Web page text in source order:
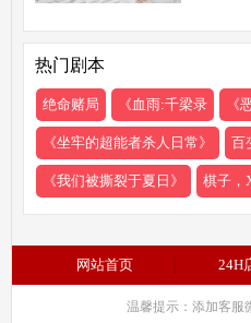
热门剧本
绝命赌局 《血雨:千梁录​​​​​​​ 《
《坐牢的超能者杀人日常》 百
《我们被撕裂于夏日》 棋子，
网站首页 24H
温馨提示：添加客服